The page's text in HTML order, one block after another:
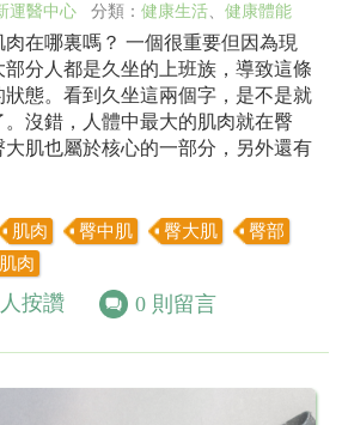
運醫中心 分類： 健康生活 健康體能
在哪裏嗎？ 一個很重要但因為現
分人都是久坐的上班族，導致這條
狀態。看到久坐這兩個字，是不是就
沒錯，人體中最大的肌肉就在臀
肌也屬於核心的一部分，另外還有
肌肉 臀中肌 臀大肌
臀部
肉
人按讚 0 則留言